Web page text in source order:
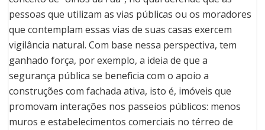
pessoas que utilizam as vias públicas ou os moradores
que contemplam essas vias de suas casas exercem
vigilância natural. Com base nessa perspectiva, tem
ganhado força, por exemplo, a ideia de que a
segurança pública se beneficia com o apoio a
construções com fachada ativa, isto é, imóveis que
promovam interações nos passeios públicos: menos
muros e estabelecimentos comerciais no térreo de